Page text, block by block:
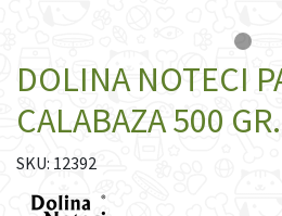
DOLINA NOTECI
CALABAZA 500 GR.
SKU: 12392